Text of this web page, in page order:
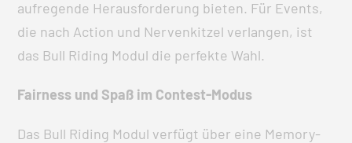
aufregende Herausforderung bieten. Für Events,
die nach Action und Nervenkitzel verlangen, ist
das Bull Riding Modul die perfekte Wahl.
Fairness und Spaß im Contest-Modus
Das Bull Riding Modul verfügt über eine Memory-